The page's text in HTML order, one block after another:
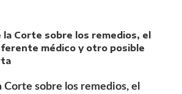
Corte sobre los remedios, el